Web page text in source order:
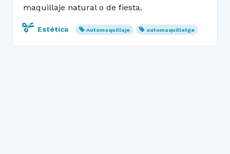
maquillaje natural o de fiesta.
Estética Automaquillaje automaquillatge